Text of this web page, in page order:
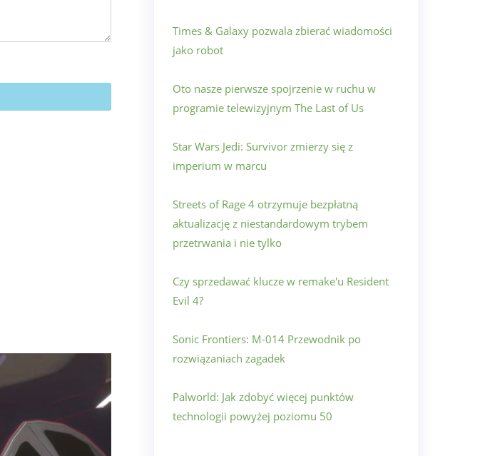
Times & Galaxy pozwala zbierać wiadomości
jako robot
Oto nasze pierwsze spojrzenie w ruchu w
programie telewizyjnym The Last of Us
Star Wars Jedi: Survivor zmierzy się z
imperium w marcu
Streets of Rage 4 otrzymuje bezpłatną
aktualizację z niestandardowym trybem
przetrwania i nie tylko
Czy sprzedawać klucze w remake'u Resident
Evil 4?
Sonic Frontiers: M-014 Przewodnik po
rozwiązaniach zagadek
Palworld: Jak zdobyć więcej punktów
technologii powyżej poziomu 50